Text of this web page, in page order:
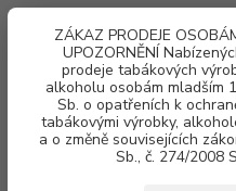
ZÁKAZ PRODEJE
UPOZORNĚNÍ
prodeje tabákových
alkoholu osobám mladším
Sb. o opatřeních k
tabákovými výrobky,
a o změně souvisejících
Sb., č. 274/2008